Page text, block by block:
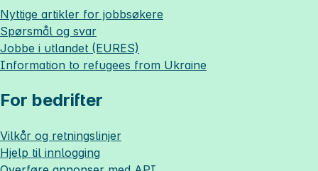
Nyttige artikler for jobbsøkere
Spørsmål og svar
Jobbe i utlandet (EURES)
Information to refugees from Ukraine
For bedrifter
Vilkår og retningslinjer
Hjelp til innlogging